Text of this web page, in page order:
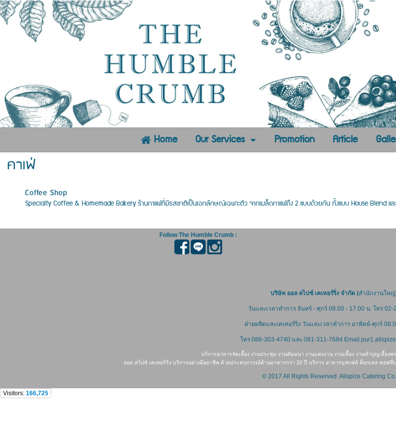
Home Our Services Promotion Article
คาเฟ่
Coffee Shop
Specialty Coffee & Homemade Bakery ร้านกาแฟที่มีรสชาติเป็นเอกลักษณ์เฉพาะตัว จากเมล็ดกาแฟถึง 2 แบบด้วยกัน ทั้งแบบ House Blend แ
Follow The Humble Crumb :
บริษัท ออล สไปซ์ เคเทอร์ริ่ง จำกัด (สำนักงานให
วันและเวลาทำการ จันทร์ - ศุกร์ 08.00 - 17.00 น. โทร 02-
ฝ่ายผลิตและเคเทอร์ริ่ง วันและเวลาทำการ อาทิตย์-ศุกร์
โทร 086-303-4740 และ 081-311-7684 Email
บริการอาหารจัดเลี้ยง งานประชุม งานสัมมนา งานแต่งงาน งานเลี้ยง งานทำบุญเลี้ยงพ
ออล สไปซ์ เคเทอร์ริ่ง บริการอย่างมืออาชีพ ด้วยประสบการณ์ด้านอาหารกว่า 10 ปี บริการ อาหารบุฟเฟต์ ค็อกเทล คอฟ
© 2017 All Rights Reserved. Allspize Catering
Visitors: 166,725